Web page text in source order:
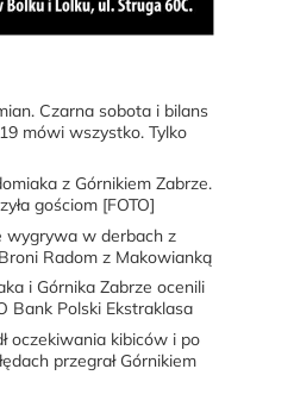
Czarna sobota i bilans
mówi wszystko. Tylko
z Górnikiem Zabrze.
gościom [FOTO]
wygrywa w derbach z
Radom z Makowianką
i Górnika Zabrze ocenili
Bank Polski Ekstraklasa
oczekiwania kibiców i po
przegrał Górnikiem